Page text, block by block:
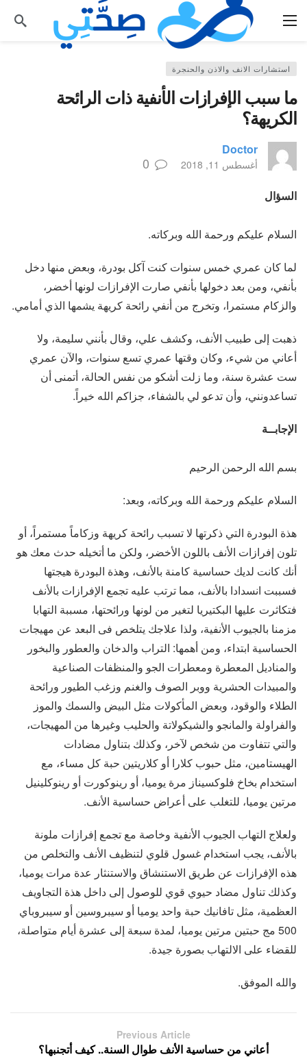
استشارات الانف والاذن والحنجرة
ما سبب الإفرازات الأنفية ذات الرائحة
الكريهة؟
Doctor
أغسطس 11, 2018 0
السؤال
السلام عليكم ورحمة الله وبركاته.
لما كان عمري خمس سنوات كنت آكل بودرة، وبعض منها دخل
بأنفي، ومن بعد دخولها بأنفي صارت الإفرازات لونها أخضر،
والزكام مستمرا، وتخرج من أنفي رائحة كريهة يشمها الذي أمامي.
ذهبت إلى طبيب الأنف، وكشف علي، وقال بأنني سليمة، ولا
أعاني من شيء، وكان وقتها عمري تسع سنوات، والآن عمري
ست عشرة سنة، وما زلت أشكو من نفس الحالة، أتمنى أن
تساعدونني، وأن تدعو لي بالشفاء، جزاكم الله خيراً.
الإجابــة
بسم الله الرحمن الرحيم
السلام عليكم ورحمة الله وبركاته، وبعد:
هذة البودرة التي ذكرتها لا تسبب رائحة كريهة وزكاماً مستمراً، أو
تلون إفرازات الأنف باللون الأخضر، ولكن ما أتخيله حدث معك هو
أنك كانت لديك حساسية كامنة بالأنف، وهذة البودرة هيجتها
فسببت انسدادا بالأنف، مما ترتب عليه تجمع الإفرازات بالأنف
فتكاثرت عليها البكتيريا لتغير من لونها ورائحتها، مسببة التهابا
مزمنا بالجيوب الأنفية، ولذا علاجك يتلخص فى البعد عن مهيجات
الحساسية ابتداء، ومن أهمها: التراب والدخان والعطور والبخور
والمناديل المعطرة ومعطرات الجو والمنظفات الصناعية
والمبيدات الحشرية ووبر الصوف والغنم وزغب الطيور ورائحة
الطلاء والوقود، وبعض المأكولات مثل البيض والسمك والموز
والفراولة والمانجو والشيكولاتة والحليب وغيرها من المهيجات،
والتي تتفاوت من شخص لآخر، وكذلك بتناول مضادات
الهيستامين، مثل حبوب كلارا أو كلاريتين حبة كل مساء، مع
استخدام بخاخ فلوكسيناز مرة يوميا، أو رينوكورت أو رينوكلينيل
مرتين يوميا، للتغلب على أعراض حساسية الأنف.
ولعلاج التهاب الجيوب الأنفية وخاصة مع تجمع إفرازات ملونة
بالأنف، يجب استخدام غسول قلوي لتنظيف الأنف والتخلص من
هذه الإفرازات عن طريق الاستنشاق والاستنثار عدة مرات يوميا،
وكذلك تناول مضاد حيوي قوي للوصول إلى داخل هذة التجاويف
العظمية، مثل تافانيك حبة واحد يوميا أو سيبروسين أو سيبروباي
500 مج حبتين مرتين يوميا، لمدة سبعة إلى عشرة أيام متواصلة،
للقضاء على الالتهاب بصورة جيدة.
والله الموفق.
Previous Article
أعاني من حساسية الأنف طوال السنة.. كيف أتجنبها؟